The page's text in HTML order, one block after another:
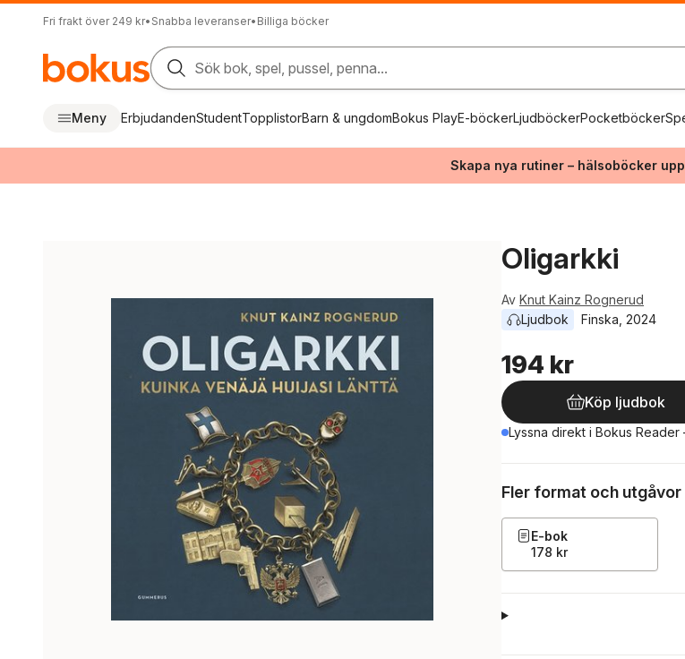
Fri frakt över 249 kr• Snabba leveranser• Billiga böcker
Sök bok, spel, pussel, penna...
Meny ErbjudandenStudentTopplistorBarn & ungdomBokus PlayE-böckerLjudböckerPocketböcker
Skapa nya rutiner – hälsoböcker
Oligarkki
Av Knut Kainz Rognerud
Ljudbok
Finska 2024
194 kr
Köp ljudbok
Lyssna direkt i Bokus
Fler format och utgåvor
E-bok
178 kr